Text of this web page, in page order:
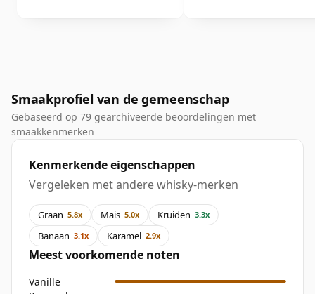
Smaakprofiel van de gemeenschap
Gebaseerd op 79 gearchiveerde beoordelingen met
smaakkenmerken
Kenmerkende eigenschappen
Vergeleken met andere whisky-merken
Graan 5.8x Mais 5.0x Kruiden 3.3x
Banaan 3.1x Karamel 2.9x
Meest voorkomende noten
Vanille